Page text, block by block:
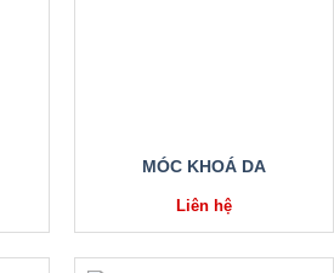
MÓC KHOÁ DA
Liên hệ